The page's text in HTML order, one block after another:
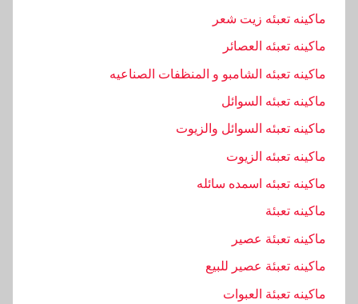
ماكينه تعبئه زيت شعر
ماكينه تعبئه العصائر
ماكينه تعبئه الشامبو و المنظفات الصناعيه
ماكينه تعبئه السوائل
ماكينه تعبئه السوائل والزيوت
ماكينه تعبئه الزيوت
ماكينه تعبئه اسمده سائله
ماكينه تعبئة
ماكينه تعبئة عصير
ماكينه تعبئة عصير للبيع
ماكينه تعبئة العبوات